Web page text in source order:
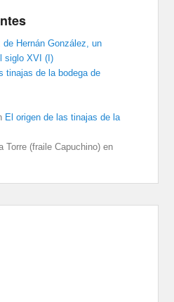
de Hernán González, un
siglo XVI (I)
tinajas de la bodega de
El origen de las tinajas de la
Torre (fraile Capuchino) en